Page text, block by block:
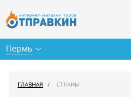
Пермь
ГЛАВНАЯ СТРАНЫ